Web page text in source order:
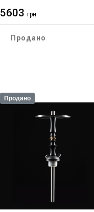
5603 грн.
Продано
Продано